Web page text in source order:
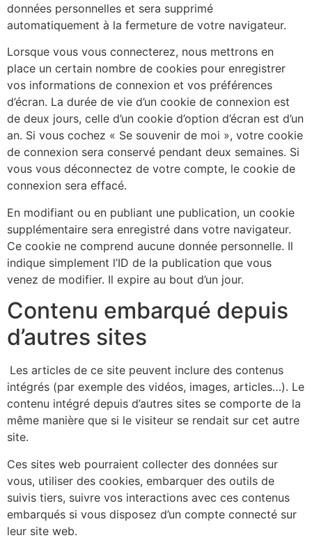
données personnelles et sera supprimé
automatiquement à la fermeture de votre navigateur.
Lorsque vous vous connecterez, nous mettrons en
place un certain nombre de cookies pour enregistrer
vos informations de connexion et vos préférences
d’écran. La durée de vie d’un cookie de connexion est
de deux jours, celle d’un cookie d’option d’écran est d’un
an. Si vous cochez « Se souvenir de moi », votre cookie
de connexion sera conservé pendant deux semaines. Si
vous vous déconnectez de votre compte, le cookie de
connexion sera effacé.
En modifiant ou en publiant une publication, un cookie
supplémentaire sera enregistré dans votre navigateur.
Ce cookie ne comprend aucune donnée personnelle. Il
indique simplement l’ID de la publication que vous
venez de modifier. Il expire au bout d’un jour.
Contenu embarqué depuis
d’autres sites
Les articles de ce site peuvent inclure des contenus
intégrés (par exemple des vidéos, images, articles…). Le
contenu intégré depuis d’autres sites se comporte de la
même manière que si le visiteur se rendait sur cet autre
site.
Ces sites web pourraient collecter des données sur
vous, utiliser des cookies, embarquer des outils de
suivis tiers, suivre vos interactions avec ces contenus
embarqués si vous disposez d’un compte connecté sur
leur site web.